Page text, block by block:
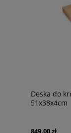
Deska do
51x38x4cm
849,00 zł